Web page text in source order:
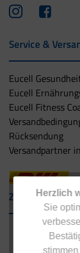
Herzlich
Sie
Service &
Eucell
Eucell
Eucell Fitness
Rücksendung
Versandpartner
Zahlungsarten